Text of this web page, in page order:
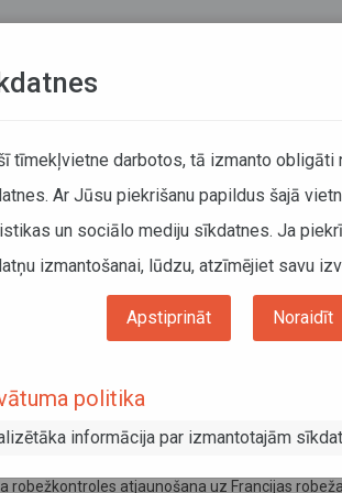
2025
riepām un to aprīkošanu ar ķēdēm ziemas
robežkontroles atjaunošana uz Francijas
tīmekļvietne darbotos, tā izmanto obligāti
Ar Jūsu piekrišanu papildus šajā
un sociālo mediju sīkdatnes. Ja
izmantošanai, lūdzu, atzīmējiet savu
Apstiprināt Noraidīt
politika
informācija par izmantotajām